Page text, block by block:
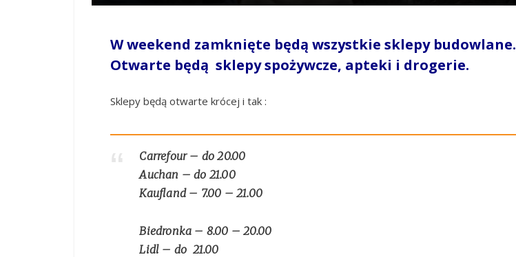
W weekend zamknięte będą wszystkie sklepy budowlane.
Otwarte będą sklepy spożywcze, apteki i drogerie.
Sklepy będą otwarte krócej i tak :
Carrefour – do 20.00
Auchan – do 21.00
Kaufland – 7.00 – 21.00
Biedronka – 8.00 – 20.00
Lidl – do 21.00